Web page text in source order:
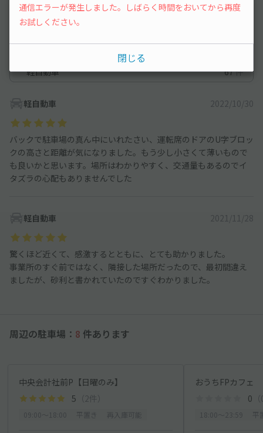
満足度 5 立地
軽自動車
67件
軽自動車 2022/10/30
バックで駐車場の真ん中にいれたさい、運転席のドアのU字ブロッ
クの高さと距離が気になりました。もう少し小さくて薄いもので
も良いかと思います。場所はわかりやすく、交通量もあるのでイ
タズラの心配もありませんでした
軽自動車 2021/11/28
驚くほど近くて、感激するとともに、とても助かりました。
事業所のすぐ前ではなく、隣接した場所だったので、最初間違え
ましたが、砂利と書かれていたのですぐわかりました。
周辺の駐車場： 8 件あります
中央会計社前P【日曜のみ】
5 （2件）
おうちFPカフェ
0
通信エラーが発生しました。しばらく時間をおいてから再度
お試しください。
閉じる